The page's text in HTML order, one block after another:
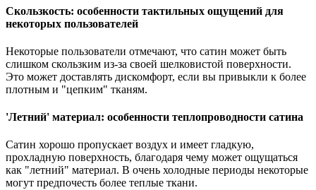
Скользкость: особенности тактильных ощущений для
некоторых пользователей
Некоторые пользователи отмечают, что сатин может быть
слишком скользким из-за своей шелковистой поверхности.
Это может доставлять дискомфорт, если вы привыкли к более
плотным и "цепким" тканям.
'Летний' материал: особенности теплопроводности сатина
Сатин хорошо пропускает воздух и имеет гладкую,
прохладную поверхность, благодаря чему может ощущаться
как "летний" материал. В очень холодные периоды некоторые
могут предпочесть более теплые ткани.